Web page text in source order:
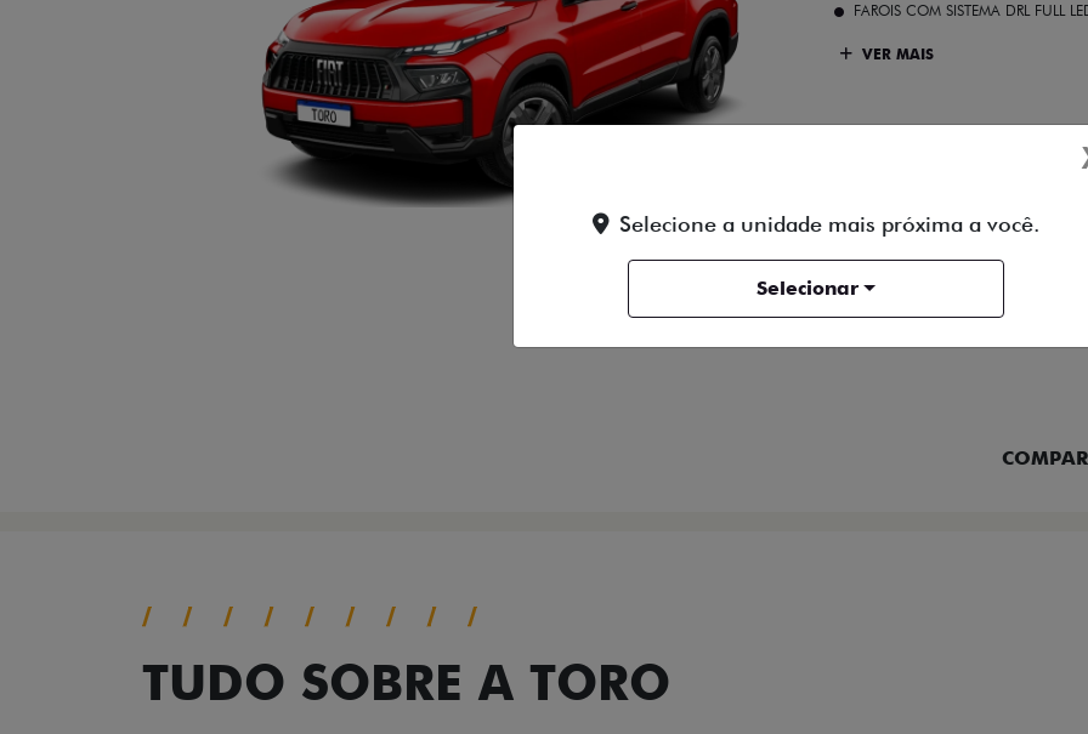
FAROIS COM SISTEMA DRL FULL
VER MAIS
FICHA TÉCNICA
TUDO SOBRE A TORO
Selecione a unidade mais próxima a você.
Selecionar